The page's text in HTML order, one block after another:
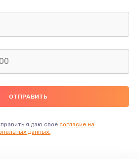
Заказать
кофемолки
1000 руб.
Заказать
я даю свое согласие на
данных.